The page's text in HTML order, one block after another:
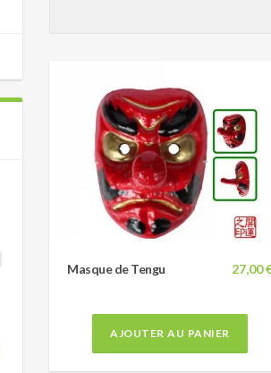
27,00
Masque de Tengu
AJOUTER AU PANIER